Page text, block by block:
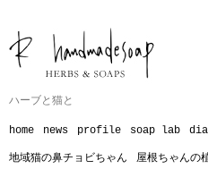
ハーブと猫と
home news profile soap lab
地域猫の鼻チョビちゃん 屋根ちゃんの